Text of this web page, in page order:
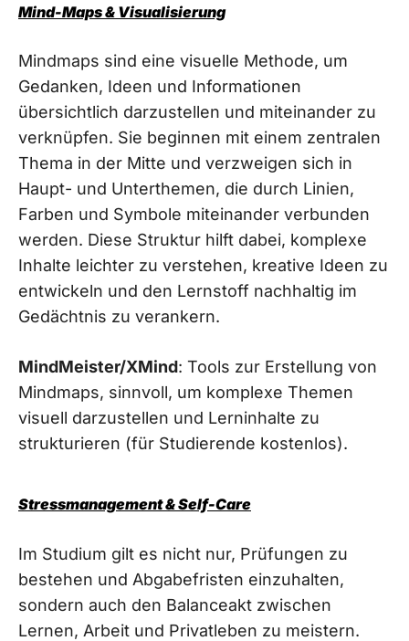
Mind-Maps & Visualisierung
Mindmaps sind eine visuelle Methode, um
Gedanken, Ideen und Informationen
übersichtlich darzustellen und miteinander zu
verknüpfen. Sie beginnen mit einem zentralen
Thema in der Mitte und verzweigen sich in
Haupt- und Unterthemen, die durch Linien,
Farben und Symbole miteinander verbunden
werden. Diese Struktur hilft dabei, komplexe
Inhalte leichter zu verstehen, kreative Ideen zu
entwickeln und den Lernstoff nachhaltig im
Gedächtnis zu verankern.
MindMeister/XMind: Tools zur Erstellung von
Mindmaps, sinnvoll, um komplexe Themen
visuell darzustellen und Lerninhalte zu
strukturieren (für Studierende kostenlos).
Stressmanagement & Self-Care
Im Studium gilt es nicht nur, Prüfungen zu
bestehen und Abgabefristen einzuhalten,
sondern auch den Balanceakt zwischen
Lernen, Arbeit und Privatleben zu meistern.